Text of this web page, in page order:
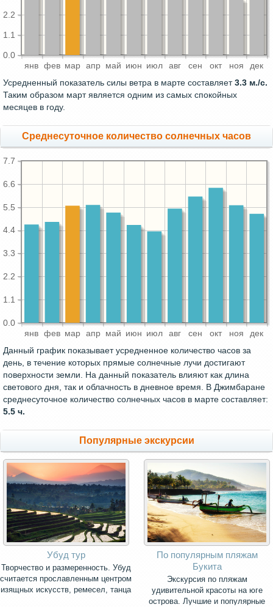
янв фев мар апр май июн июл авг сен окт ноя дек
0.0
1.1
2.2
Усредненный показатель силы ветра в марте составляет3.3 м./с.
Таким образом март является одним из самых спокойных
месяцев в году.
Среднесуточное количество солнечных часов
янв фев мар апр май июн июл авг сен окт ноя дек
0.0
1.1
2.2
3.3
4.4
5.5
6.6
7.7
Данный график показывает усредненное количество часов за
день, в течение которых прямые солнечные лучи достигают
поверхности земли. На данный показатель влияют как длина
светового дня, так и облачность в дневное время. В Джимбаране
среднесуточное количество солнечных часов в марте составляет:
5.5 ч.
Популярные экскурсии
Убуд тур
Творчество и размеренность. Убуд
считается прославленным центром
изящных искусств, ремесел, танца
По популярным пляжам
Букита
Экскурсия по пляжам
удивительной красоты на юге
острова. Лучшие и популярные